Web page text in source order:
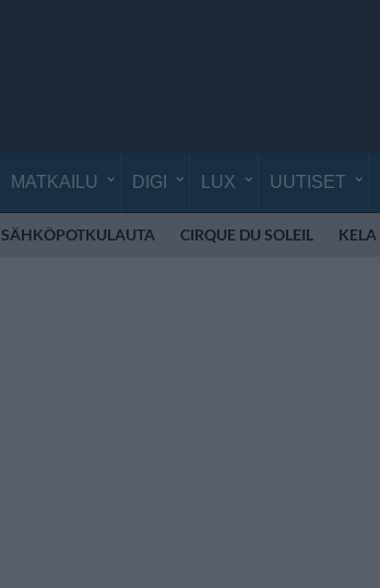
MATKAILU DIGI LUX UUTISET
SÄHKÖPOTKULAUTA CIRQUE DU SOLEIL KELA